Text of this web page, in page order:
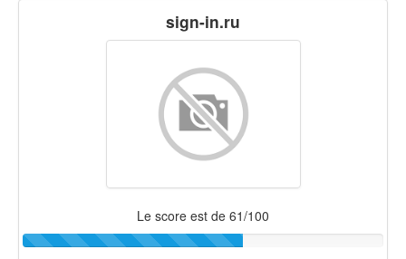
sign-in.ru
Le score est de 61/100